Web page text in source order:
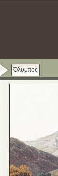
Όλυμπος